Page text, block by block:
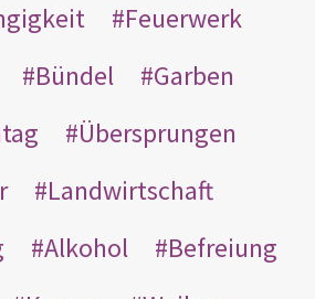
Feuerwerk
Bündel
Garben
Übersprungen
Landwirtschaft
Alkohol
Befreiung